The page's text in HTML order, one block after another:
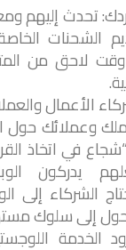
تحدث إليهم
الشحنات
لاحق من
الأعمال
وعملائك حول
في اتخاذ
يدركون
الشركاء
إلى سلوك
الخدمة